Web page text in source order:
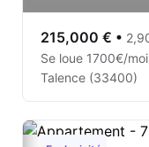
215,000 € •
Se loue 1700€/
Talence (33400)